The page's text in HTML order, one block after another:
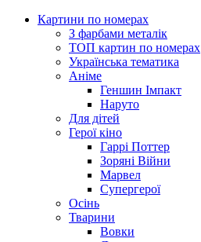
Картини по номерах
З фарбами металік
ТОП картин по номерах
Українська тематика
Аніме
Геншин Імпакт
Наруто
Для дітей
Герої кіно
Гаррі Поттер
Зоряні Війни
Марвел
Супергерої
Осінь
Тварини
Вовки